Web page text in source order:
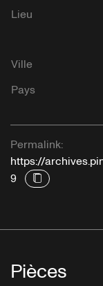
Lieu
Ville
Pays
Permalink:
https://
9
Pièces